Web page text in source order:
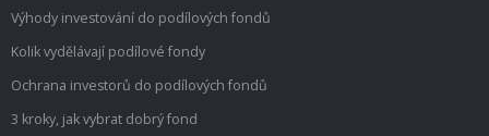
Výhody investování do podílových fondů
Kolik vydělávají podílové fondy
Ochrana investorů do podílových fondů
3 kroky, jak vybrat dobrý fond